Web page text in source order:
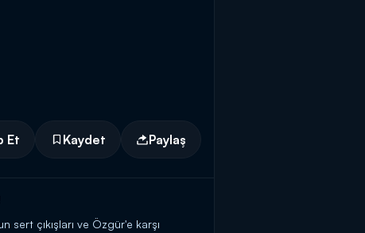
Et Kaydet Paylaş
sert çıkışları ve Özgür'e karşı